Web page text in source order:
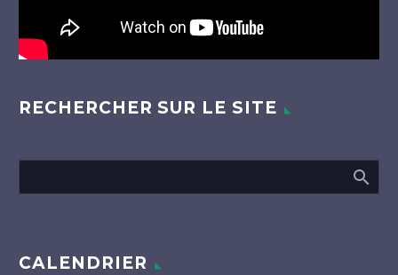
RECHERCHER SUR LE SITE
CALENDRIER